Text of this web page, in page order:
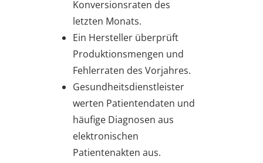
Konversionsraten des
letzten Monats.
Ein Hersteller überprüft
Produktionsmengen und
Fehlerraten des Vorjahres.
Gesundheitsdienstleister
werten Patientendaten und
häufige Diagnosen aus
elektronischen
Patientenakten aus.